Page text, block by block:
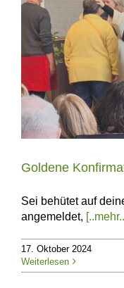
Goldene
Sei behütet auf
angemeldet,
17. Oktober 2024
Weiterlesen